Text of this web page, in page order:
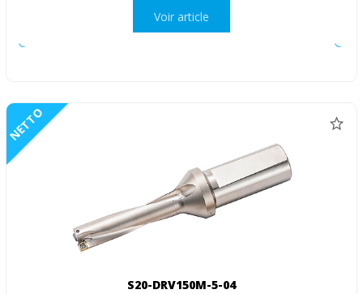
Voir article
NETTO
S20-DRV150M-5-04